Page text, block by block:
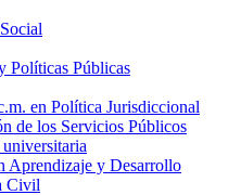
Políticas Públicas
en Política Jurisdiccional
de los Servicios Públicos
Aprendizaje y Desarrollo
Civil